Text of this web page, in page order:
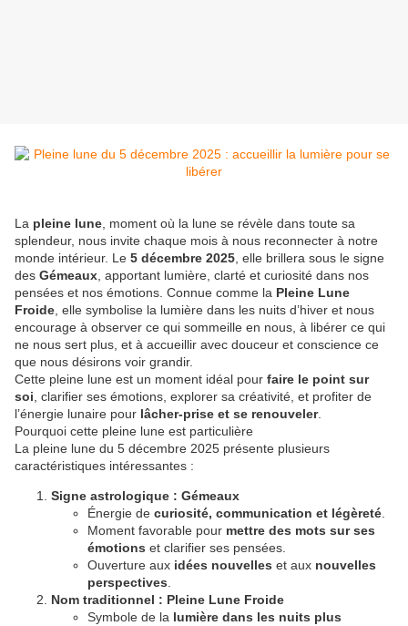
La pleine lune , moment où la lune se révèle dans toute sa
splendeur, nous invite chaque mois à nous reconnecter à notre
monde intérieur. Le 5 décembre 2025 , elle brillera sous le signe
des Gémeaux , apportant lumière, clarté et curiosité dans nos
pensées et nos émotions. Connue comme la Pleine Lune
Froide , elle symbolise la lumière dans les nuits d’hiver et nous
encourage à observer ce qui sommeille en nous, à libérer ce qui
ne nous sert plus, et à accueillir avec douceur et conscience ce
que nous désirons voir grandir.
Cette pleine lune est un moment idéal pour faire le point sur
soi , clarifier ses émotions, explorer sa créativité, et profiter de
l’énergie lunaire pour lâcher-prise et se renouveler.
Pourquoi cette pleine lune est particulière
La pleine lune du 5 décembre 2025 présente plusieurs
caractéristiques intéressantes :
Signe astrologique : Gémeaux
Énergie de curiosité, communication et légèreté
Moment favorable pour mettre des mots sur ses
émotions et clarifier ses pensées.
Ouverture aux idées nouvelles et aux nouvelles
perspectives
Nom traditionnel : Pleine Lune Froide
Symbole de la lumière dans les nuits plus